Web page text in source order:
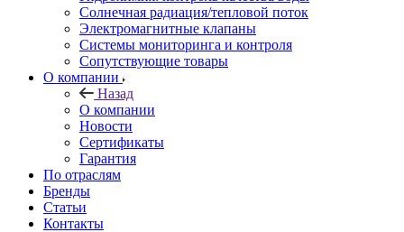
Солнечная радиация/тепловой поток
Электромагнитные клапаны
Системы мониторинга и контроля
Сопутствующие товары
О компании
Назад
О компании
Новости
Сертификаты
Гарантия
По отраслям
Бренды
Статьи
Контакты